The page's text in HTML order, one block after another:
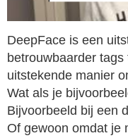
DeepFace is een
betrouwbaarder
uitstekende manier
Wat als je
Bijvoorbeeld bij een
Of gewoon omdat je